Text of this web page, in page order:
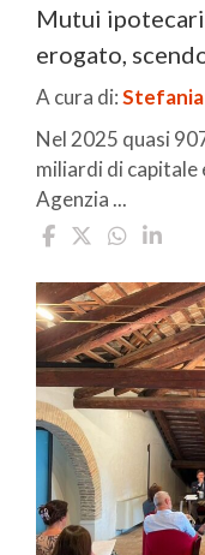
Mutui
erogato,
A cura di:
Nel 2025 quasi
miliardi di
Agenzia ...